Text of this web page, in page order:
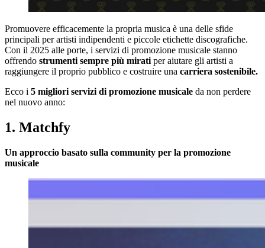
Promuovere efficacemente la propria musica è una delle sfide
principali per artisti indipendenti e piccole etichette discografiche.
Con il 2025 alle porte, i servizi di promozione musicale stanno
offrendo strumenti sempre più mirati per aiutare gli artisti a
raggiungere il proprio pubblico e costruire una carriera sostenibile.
Ecco i 5 migliori servizi di promozione musicale da non perdere
nel nuovo anno:
1. Matchfy
Un approccio basato sulla community per la promozione
musicale